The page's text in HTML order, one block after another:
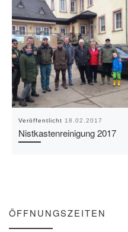
Veröffentlicht 18.02.2017
Nistkastenreinigung 2017
ÖFFNUNGSZEITEN